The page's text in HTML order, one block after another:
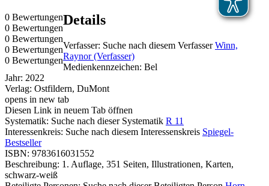
0 Bewertungen
0 Bewertungen
0 Bewertungen
0 Bewertungen
0 Bewertungen
Details
Verfasser: Suche nach diesem Verfasser Winn,
Raynor (Verfasser)
Medienkennzeichen: Bel
Jahr: 2022
Verlag: Ostfildern, DuMont
opens in new tab
Diesen Link in neuem Tab öffnen
Systematik: Suche nach dieser Systematik R 11
Interessenkreis: Suche nach diesem Interessenskreis Spiegel-
Bestseller
ISBN: 9783616031552
Beschreibung: 1. Auflage, 351 Seiten, Illustrationen, Karten,
schwarz-weiß